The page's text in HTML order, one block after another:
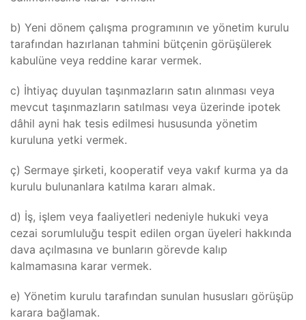
b) Yeni dönem çalışma programının ve yönetim kurulu
tarafından hazırlanan tahmini bütçenin görüşülerek
kabulüne veya reddine karar vermek.
c) İhtiyaç duyulan taşınmazların satın alınması veya
mevcut taşınmazların satılması veya üzerinde ipotek
dâhil ayni hak tesis edilmesi hususunda yönetim
kuruluna yetki vermek.
ç) Sermaye şirketi, kooperatif veya vakıf kurma ya da
kurulu bulunanlara katılma kararı almak.
d) İş, işlem veya faaliyetleri nedeniyle hukuki veya
cezai sorumluluğu tespit edilen organ üyeleri hakkında
dava açılmasına ve bunların görevde kalıp
kalmamasına karar vermek.
e) Yönetim kurulu tarafından sunulan hususları görüşüp
karara bağlamak.